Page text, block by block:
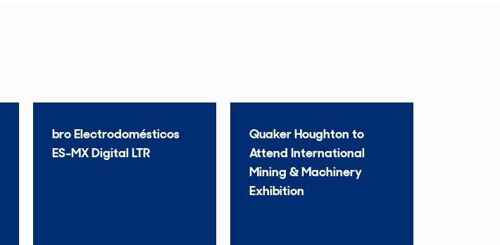
bro Electrodomésticos
ES-MX Digital LTR
Quaker Houghton to
Attend International
Mining & Machinery
Exhibition